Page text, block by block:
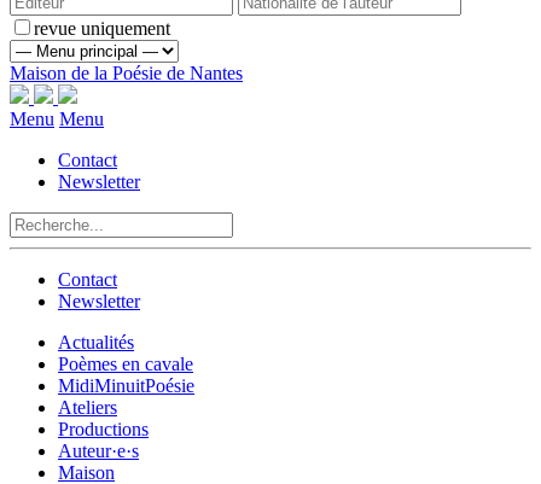
revue uniquement
Maison de la Poésie de Nantes
Menu Menu
Contact
Newsletter
Contact
Newsletter
Actualités
Poèmes en cavale
MidiMinuitPoésie
Ateliers
Productions
Auteur·e·s
Maison